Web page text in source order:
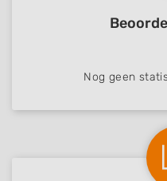
Nog geen